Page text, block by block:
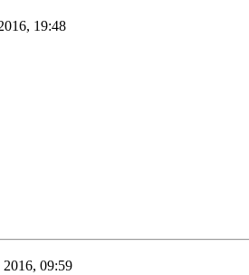
19:48
2016, 09:59